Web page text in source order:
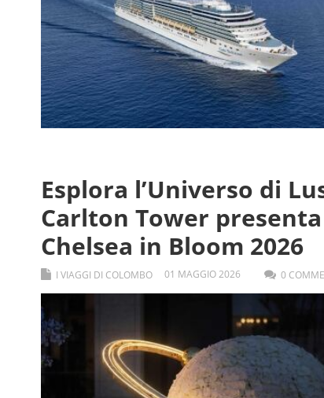
Esplora l’Universo di
Carlton Tower
Chelsea in Bloom 2026
I VIAGGI DI COLOMBO 01 MAGGIO2026 0